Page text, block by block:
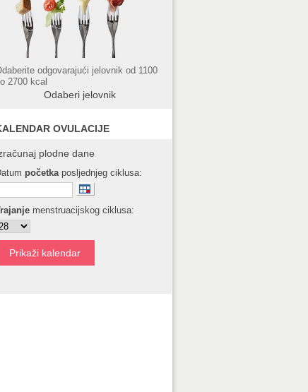
odgovarajući jelovnik od 1100
2700 kcal
Odaberi jelovnik
OVULACIJE
plodne dane
početka posljednjeg ciklusa:
menstruacijskog ciklusa: